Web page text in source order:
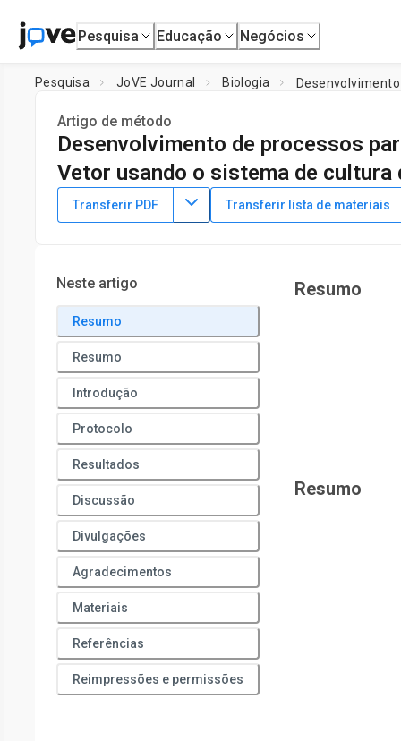
Pesquisa Educação Negócios
Pesquisa JoVE Journal Biologia
Artigo de método
Desenvolvimento de processos
Vetor usando o sistema de
DOI: 10.3791/62829 ⸱ 13 de janeiro de 2022
Md Nasimuzzaman1,2,Sophia Villaveces1,Johannes C.
Transferir PDF Transferir lista de materiais
Neste artigo
Resumo
Resumo
Introdução
Protocolo
Resultados
Discussão
Divulgações
Agradecimentos
Materiais
Referências
Reimpressões e permissões
Resumo
Resumo